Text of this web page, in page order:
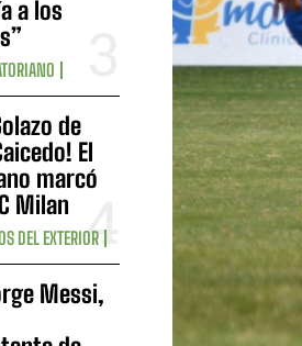
a los
de
El
marcó
Milan
DEL EXTERIOR
Messi,